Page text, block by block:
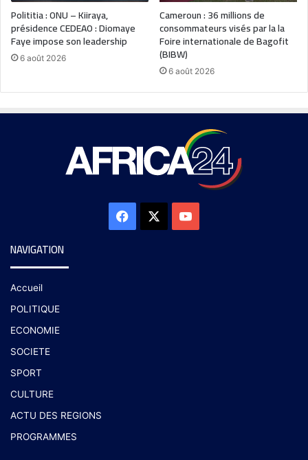
Polititia : ONU – Kiiraya,
présidence CEDEAO : Diomaye
Faye impose son leadership
6 août 2026
Cameroun : 36 millions de
consommateurs visés par la la
Foire internationale de Bagofit
(BIBW)
6 août 2026
NAVIGATION
Accueil
POLITIQUE
ECONOMIE
SOCIETE
SPORT
CULTURE
ACTU DES REGIONS
PROGRAMMES